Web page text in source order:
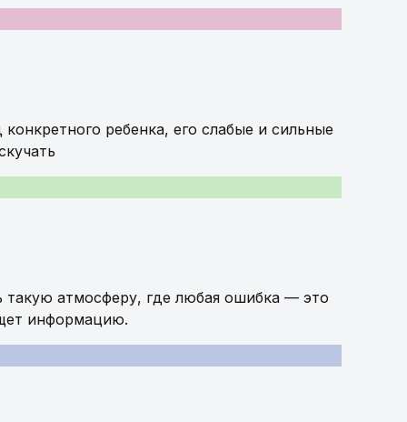
ребенка, его слабые и сильные
такую атмосферу, где любая ошибка — это
информацию.